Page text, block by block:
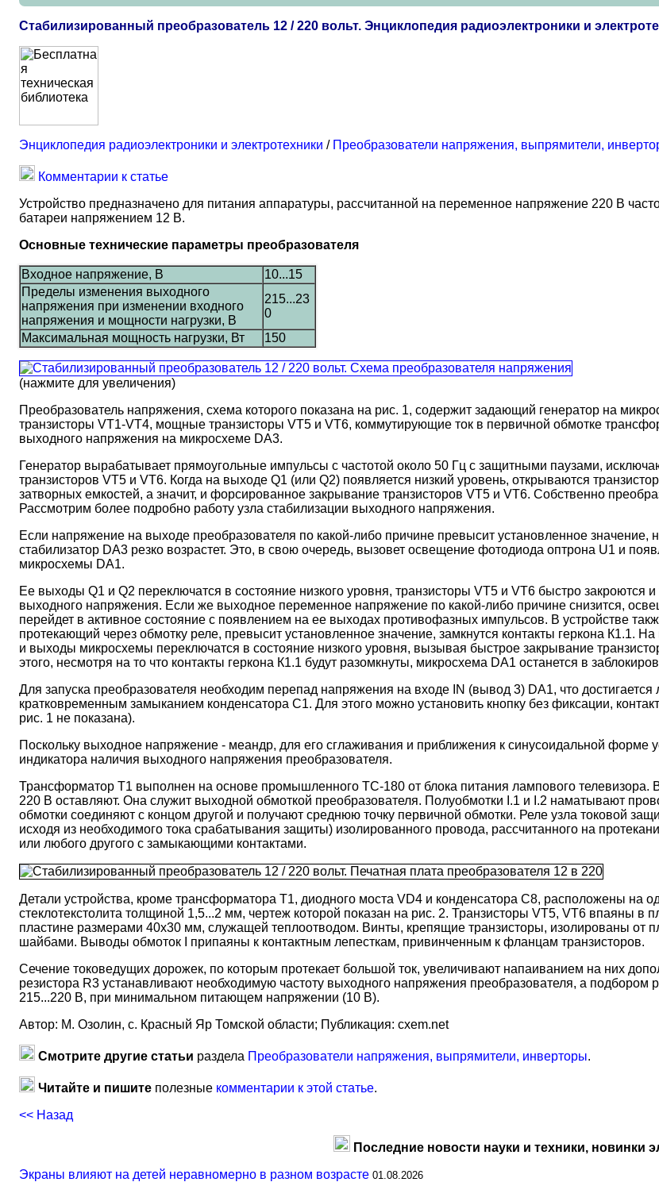
Стабилизированный преобразователь 12 / 220 вольт. Энциклопедия радиоэлектроники и
Энциклопедия радиоэлектроники и электротехники / Преобразователи напряжения, выпрямители,
Комментарии к статье
Устройство предназначено для питания аппаратуры, рассчитанной на переменное напряжение 220 В
батареи напряжением 12 В.
Основные технические параметры преобразователя
Входное напряжение, В
10...15
Пределы изменения выходного
напряжения при изменении входного
напряжения и мощности нагрузки, В
215...23
0
Максимальная мощность нагрузки, Вт
150
(нажмите для увеличения)
Преобразователь напряжения, схема которого показана на рис. 1, содержит задающий генератор на
транзисторы VT1-VT4, мощные транзисторы VT5 и VT6, коммутирующие ток в первичной обмотке
выходного напряжения на микросхеме DA3.
Генератор вырабатывает прямоугольные импульсы с частотой около 50 Гц с защитными паузами,
транзисторов VT5 и VT6. Когда на выходе Q1 (или Q2) появляется низкий уровень, открываются
затворных емкостей, а значит, и форсированное закрывание транзисторов VT5 и VT6. Собственно
Рассмотрим более подробно работу узла стабилизации выходного напряжения.
Если напряжение на выходе преобразователя по какой-либо причине превысит установленное значение,
стабилизатор DA3 резко возрастет. Это, в свою очередь, вызовет освещение фотодиода оптрона U1 и
микросхемы DA1.
Ее выходы Q1 и Q2 переключатся в состояние низкого уровня, транзисторы VT5 и VT6 быстро закроются
выходного напряжения. Если же выходное переменное напряжение по какой-либо причине снизится,
перейдет в активное состояние с появлением на ее выходах противофазных импульсов. В устройстве
протекающий через обмотку реле, превысит установленное значение, замкнутся контакты геркона К1.1.
и выходы микросхемы переключатся в состояние низкого уровня, вызывая быстрое закрывание
этого, несмотря на то что контакты геркона К1.1 будут разомкнуты, микросхема DA1 останется в
Для запуска преобразователя необходим перепад напряжения на входе IN (вывод 3) DA1, что
кратковременным замыканием конденсатора С1. Для этого можно установить кнопку без фиксации,
рис. 1 не показана).
Поскольку выходное напряжение - меандр, для его сглаживания и приближения к синусоидальной
индикатора наличия выходного напряжения преобразователя.
Трансформатор Т1 выполнен на основе промышленного ТС-180 от блока питания лампового телевизора.
220 В оставляют. Она служит выходной обмоткой преобразователя. Полуобмотки I.1 и I.2 наматывают
обмотки соединяют с концом другой и получают среднюю точку первичной обмотки. Реле узла токовой
исходя из необходимого тока срабатывания защиты) изолированного провода, рассчитанного на
или любого другого с замыкающими контактами.
Детали устройства, кроме трансформатора Т1, диодного моста VD4 и конденсатора С8, расположены на
стеклотекстолита толщиной 1,5...2 мм, чертеж которой показан на рис. 2. Транзисторы VT5, VT6 впаяны в
пластине размерами 40x30 мм, служащей теплоотводом. Винты, крепящие транзисторы, изолированы от
шайбами. Выводы обмоток I припаяны к контактным лепесткам, привинченным к фланцам транзисторов.
Сечение токоведущих дорожек, по которым протекает большой ток, увеличивают напаиванием на них
резистора R3 устанавливают необходимую частоту выходного напряжения преобразователя, а
215...220 В, при минимальном питающем напряжении (10 В).
Автор: М. Озолин, с. Красный Яр Томской области; Публикация: cxem.net
Смотрите другие статьи раздела Преобразователи напряжения, выпрямители, инверторы.
Читайте и пишите полезные комментарии к этой статье.
<< Назад
Последние новости науки и техники, новинки
Экраны влияют на детей неравномерно в разном возрасте 01.08.2026